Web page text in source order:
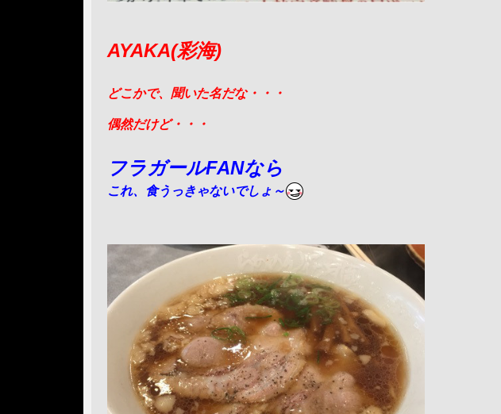
AYAKA(彩海)
どこかで、聞いた名だな・・・
偶然だけど・・・
フラガールFANなら
これ、食うっきゃないでしょ～